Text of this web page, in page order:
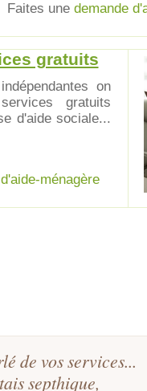
Faites une demande
gratuits
on
gratuits
d'aide sociale...
ménagère
parlé de vos
septhique,